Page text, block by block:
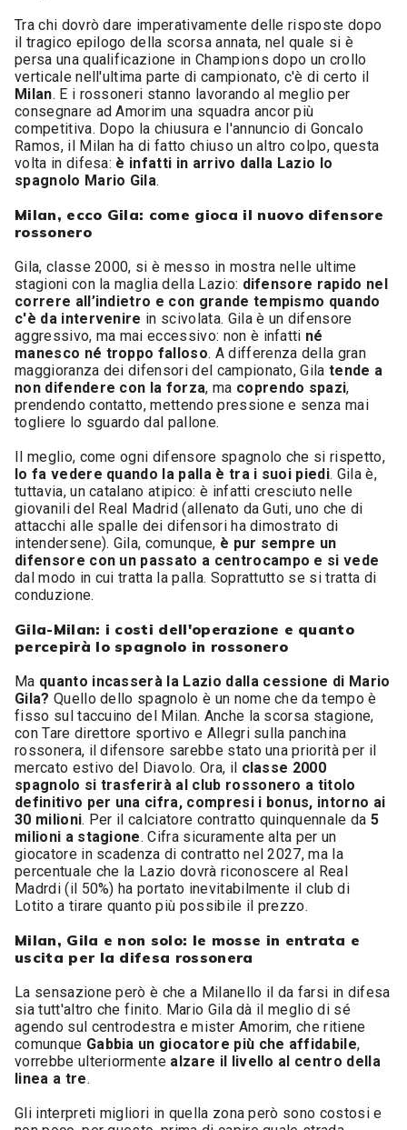
Tra chi dovrò dare imperativamente delle risposte dopo
il tragico epilogo della scorsa annata, nel quale si è
persa una qualificazione in Champions dopo un crollo
verticale nell'ultima parte di campionato, c'è di certo il
Milan. E i rossoneri stanno lavorando al meglio per
consegnare ad Amorim una squadra ancor più
competitiva. Dopo la chiusura e l'annuncio di Goncalo
Ramos, il Milan ha di fatto chiuso un altro colpo, questa
volta in difesa: è infatti in arrivo dalla Lazio lo
spagnolo Mario Gila.
Milan, ecco Gila: come gioca il nuovo difensore
rossonero
Gila, classe 2000, si è messo in mostra nelle ultime
stagioni con la maglia della Lazio: difensore rapido nel
correre all’indietro e con grande tempismo quando
c'è da intervenire in scivolata. Gila è un difensore
aggressivo, ma mai eccessivo: non è infatti né
manesco né troppo falloso. A differenza della gran
maggioranza dei difensori del campionato, Gilatende a
non difendere con la forza, ma coprendo spazi,
prendendo contatto, mettendo pressione e senza mai
togliere lo sguardo dal pallone.
Il meglio, come ogni difensore spagnolo che si rispetto,
lo fa vedere quando la palla è tra i suoi piedi. Gila è,
tuttavia, un catalano atipico: è infatti cresciuto nelle
giovanili del Real Madrid (allenato da Guti, uno che di
attacchi alle spalle dei difensori ha dimostrato di
intendersene). Gila, comunque, è pur sempre un
difensore con un passato a centrocampo e si vede
dal modo in cui tratta la palla. Soprattutto se si tratta di
conduzione.
Gila-Milan: i costi dell'operazione e quanto
percepirà lo spagnolo in rossonero
Ma quanto incasserà la Lazio dalla cessione di Mario
Gila? Quello dello spagnolo è un nome che da tempo è
fisso sul taccuino del Milan. Anche la scorsa stagione,
con Tare direttore sportivo e Allegri sulla panchina
rossonera, il difensore sarebbe stato una priorità per il
mercato estivo del Diavolo. Ora, il classe 2000
spagnolo si trasferirà al club rossonero a titolo
definitivo per una cifra, compresi i bonus, intorno ai
30 milioni. Per il calciatore contratto quinquennale da 5
milioni a stagione. Cifra sicuramente alta per un
giocatore in scadenza di contratto nel 2027, ma la
percentuale che la Lazio dovrà riconoscere al Real
Madrdi (il 50%) ha portato inevitabilmente il club di
Lotito a tirare quanto più possibile il prezzo.
Milan, Gila e non solo: le mosse in entrata e
uscita per la difesa rossonera
La sensazione però è che a Milanello il da farsi in difesa
sia tutt'altro che finito. Mario Gila dà il meglio di sé
agendo sul centrodestra e mister Amorim, che ritiene
comunque Gabbia un giocatore più che affidabile,
vorrebbe ulteriormente alzare il livello al centro della
linea a tre.
Gli interpreti migliori in quella zona però sono costosi e